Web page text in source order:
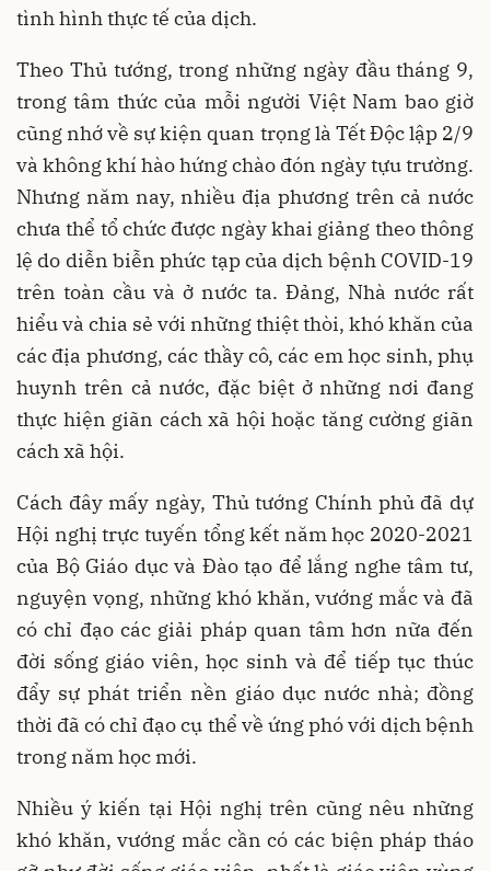
tình hình thực tế của dịch.
Theo Thủ tướng, trong những ngày đầu tháng 9,
trong tâm thức của mỗi người Việt Nam bao giờ
cũng nhớ về sự kiện quan trọng là Tết Độc lập 2/9
và không khí hào hứng chào đón ngày tựu trường.
Nhưng năm nay, nhiều địa phương trên cả nước
chưa thể tổ chức được ngày khai giảng theo thông
lệ do diễn biễn phức tạp của dịch bệnh COVID-19
trên toàn cầu và ở nước ta. Đảng, Nhà nước rất
hiểu và chia sẻ với những thiệt thòi, khó khăn của
các địa phương, các thầy cô, các em học sinh, phụ
huynh trên cả nước, đặc biệt ở những nơi đang
thực hiện giãn cách xã hội hoặc tăng cường giãn
cách xã hội.
Cách đây mấy ngày, Thủ tướng Chính phủ đã dự
Hội nghị trực tuyến tổng kết năm học 2020-2021
của Bộ Giáo dục và Đào tạo để lắng nghe tâm tư,
nguyện vọng, những khó khăn, vướng mắc và đã
có chỉ đạo các giải pháp quan tâm hơn nữa đến
đời sống giáo viên, học sinh và để tiếp tục thúc
đẩy sự phát triển nền giáo dục nước nhà; đồng
thời đã có chỉ đạo cụ thể về ứng phó với dịch bệnh
trong năm học mới.
Nhiều ý kiến tại Hội nghị trên cũng nêu những
khó khăn, vướng mắc cần có các biện pháp tháo